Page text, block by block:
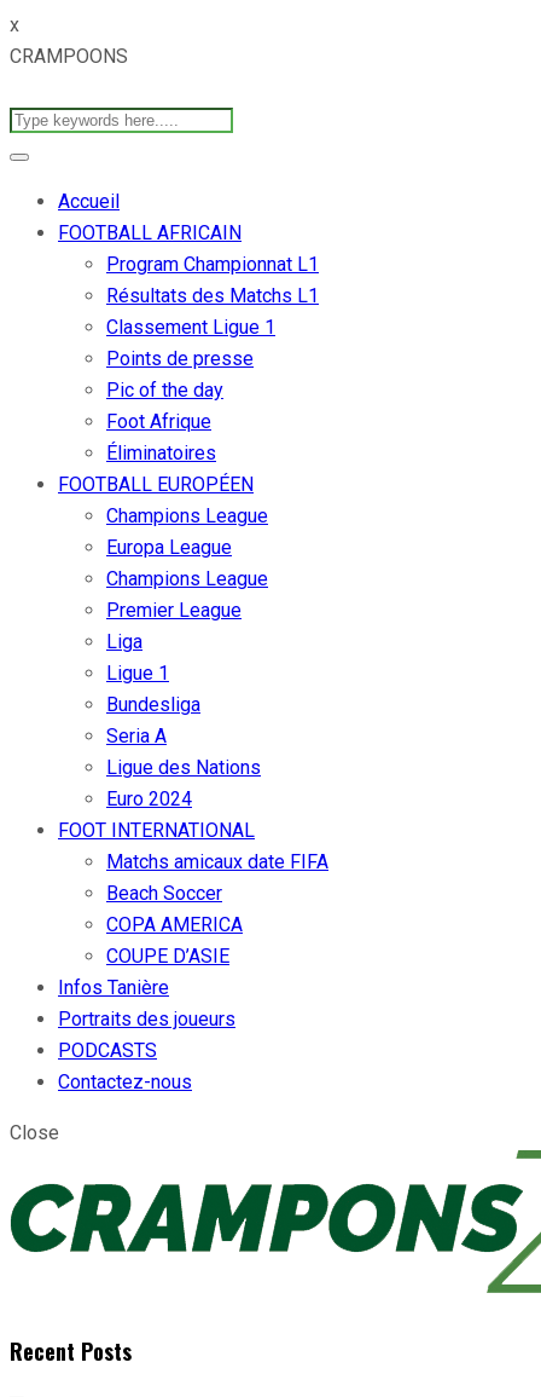
x
CRAMPOONS
Accueil
FOOTBALL AFRICAIN
Program Championnat L1
Résultats des Matchs L1
Classement Ligue 1
Points de presse
Pic of the day
Foot Afrique
Éliminatoires
FOOTBALL EUROPÉEN
Champions League
Europa League
Champions League
Premier League
Liga
Ligue 1
Bundesliga
Seria A
Ligue des Nations
Euro 2024
FOOT INTERNATIONAL
Matchs amicaux date FIFA
Beach Soccer
COPA AMERICA
COUPE D’ASIE
Infos Tanière
Portraits des joueurs
PODCASTS
Contactez-nous
Close
Recent Posts